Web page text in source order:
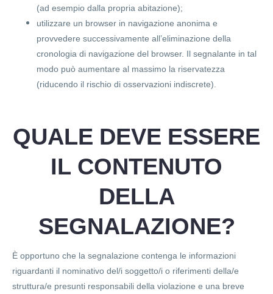
(ad esempio dalla propria abitazione);
utilizzare un browser in navigazione anonima e
provvedere successivamente all’eliminazione della
cronologia di navigazione del browser. Il segnalante in tal
modo può aumentare al massimo la riservatezza
(riducendo il rischio di osservazioni indiscrete).
QUALE DEVE ESSERE
IL CONTENUTO
DELLA
SEGNALAZIONE?
È opportuno che la segnalazione contenga le informazioni
riguardanti il nominativo del/i soggetto/i o riferimenti della/e
struttura/e presunti responsabili della violazione e una breve